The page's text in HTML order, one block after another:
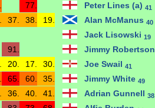
77. Peter Lines (a) 41
37. 38. 19. Alan McManus 40
Jack Lisowski 19
91. Jimmy Robertson
20. 17. 30. Joe Swail 41
65. 60. 35. Jimmy White 49
36. 40. 41. Adrian Gunnell 38